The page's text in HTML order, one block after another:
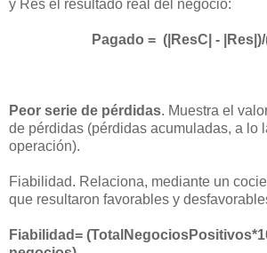
y Res el resultado real del negocio:
Pagado = (|ResC| -
Peor serie de pérdidas. Muestra el
de pérdidas (pérdidas acumuladas, a lo
operación).
Fiabilidad. Relaciona, mediante un
que resultaron favorables y
Fiabilidad=